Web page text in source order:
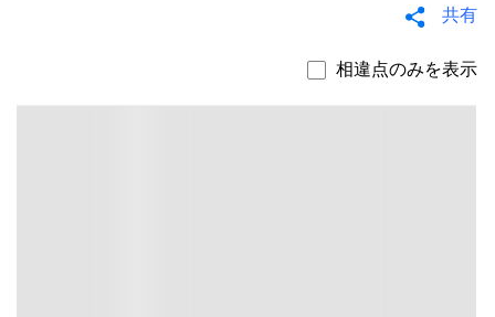
共有
相違点のみを表示